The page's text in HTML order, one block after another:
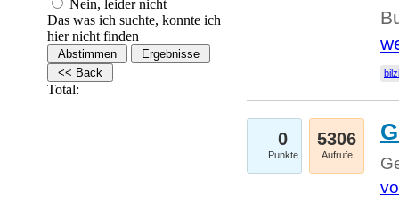
Nein, leider nicht
Das was ich suchte, konnte ich
hier nicht finden
Total:
0
Punkte
5306
Aufrufe